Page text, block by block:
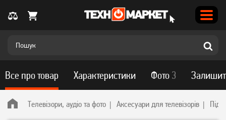
Телевізори, аудіо та фото Аксесуари для телевізорів
Все про товар Характеристики Фото 3